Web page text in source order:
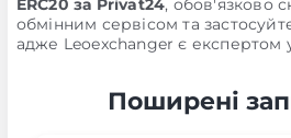
ERC20 за Privat24, обов'язково
обмінним сервісом та
адже Leoexchanger є експертом у
Поширені